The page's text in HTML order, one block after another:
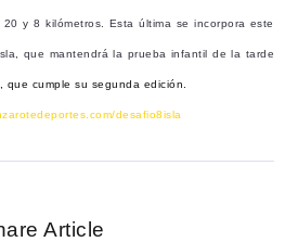
y 8 kilómetros. Esta última se incorpora este
que mantendrá la prueba infantil de la tarde
que cumple su segunda edición.
desafio8isla
Article